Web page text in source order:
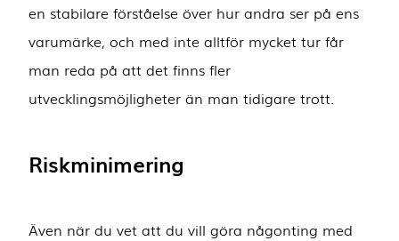
en stabilare förståelse över hur andra ser på ens
varumärke, och med inte alltför mycket tur får
man reda på att det finns fler
utvecklingsmöjligheter än man tidigare trott.
Riskminimering
Även när du vet att du vill göra någonting med